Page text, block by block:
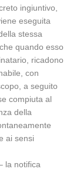
ingiuntivo,
eseguita
stessa
quando esso
ricadono
con
a seguito
compiuta al
della
ai sensi
la notifica